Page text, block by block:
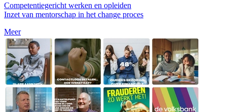
Competentiegericht werken en opleiden
Inzet van mentorschap in het change proces
Meer